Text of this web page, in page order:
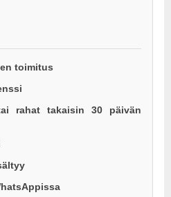
toimitus
rahat takaisin 30 päivän